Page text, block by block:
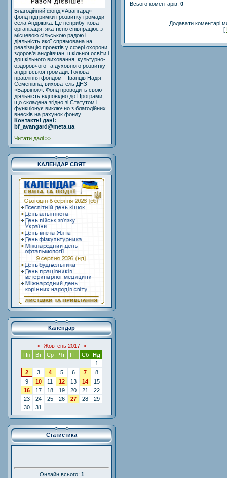
Благодійний фонд «Авангард» –
фонд підтримки і розвитку громади
села Андріївка. Це неприбуткова
організація, яка тісно співпрацює з
місцевою сільською радою і
діяльність якої спрямована на
реалізацію проектів у сфері охорони
здоров'я андріївчан, шкільної освіти і
дошкільного виховання, культурно-
оздоровчого та духовного розвитку
андріївської громади. Голова
правління фондом – Іванців Надія
Семенівна, вихователь ДНЗ
«Барвінок». Фонд проводить свою
діяльність відповідно до Програми,
що складена згідно зі Статутом і
функціонує виключно з благодійних
внесків на рахунок фонду.
Контактні дані:
bf_avangard@meta.ua
Читати далі >>
КАЛЕНДАР СВЯТ
Календар
« Жовтень 2017 »
Пн
Вт Ср Чт Пт Сб
Нд
1
2
3 4 5 6 7
8
9
10 11 12 13 14
15
16
17 18 19 20 21
22
23
24 25 26 27 28
29
30
31
Статистика
Онлайн всього: 1
Всього коментарів: 0
Додавати коментарі
[